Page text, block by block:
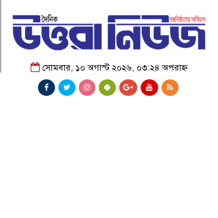
সোমবার, ১০ অগাস্ট ২০২৬, ০৩:২৪ অপরাহ্ন